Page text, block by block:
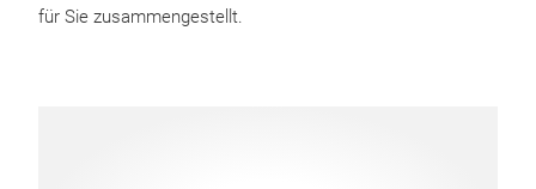
für Sie zusammengestellt.